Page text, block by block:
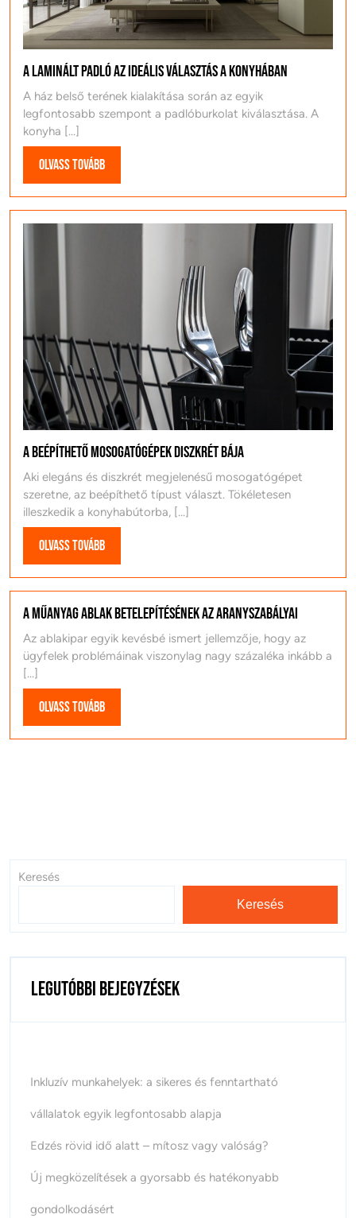
A laminált padló az ideális választás a konyhában
A ház belső terének kialakítása során az egyik
legfontosabb szempont a padlóburkolat kiválasztása. A
konyha [...]
Olvass továbbOlvass
tovább
A beépíthető mosogatógépek diszkrét bája
Aki elegáns és diszkrét megjelenésű mosogatógépet
szeretne, az beépíthető típust választ. Tökéletesen
illeszkedik a konyhabútorba, [...]
Olvass továbbOlvass
tovább
A műanyag ablak betelepítésének az aranyszabályai
Az ablakipar egyik kevésbé ismert jellemzője, hogy az
ügyfelek problémáinak viszonylag nagy százaléka inkább a
[...]
Olvass továbbOlvass
tovább
Keresés
Keresés
Legutóbbi bejegyzések
Inkluzív munkahelyek: a sikeres és fenntartható
vállalatok egyik legfontosabb alapja
Edzés rövid idő alatt – mítosz vagy valóság?
Új megközelítések a gyorsabb és hatékonyabb
gondolkodásért